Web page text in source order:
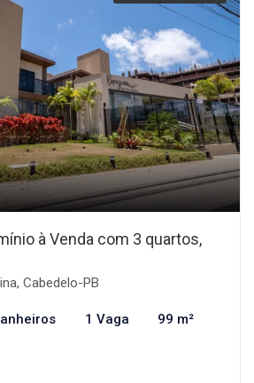
à Venda com 3 quartos,
Cabedelo-PB
1 Vaga 99 m²